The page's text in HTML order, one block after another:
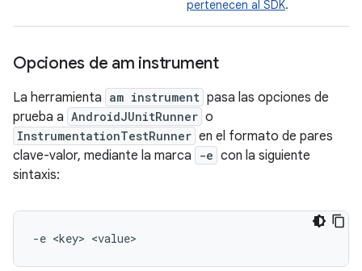
pertenecen al SDK.
Opciones de am instrument
La herramienta am instrument pasa las opciones de
prueba a AndroidJUnitRunner o
InstrumentationTestRunner en el formato de pares
clave-valor, mediante la marca
-e con la siguiente
sintaxis:
-e <key>